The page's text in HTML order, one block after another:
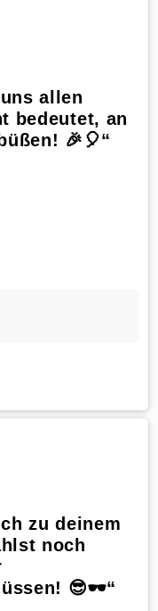
allen
bedeutet, an
🎉🎈“
zu deinem
noch
😎🕶️“